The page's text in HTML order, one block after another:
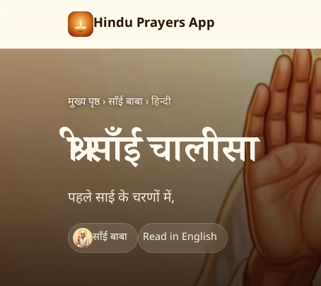
Hindu Prayers App
मुख्य पृष्ठ › साँई बाबा › हिन्दी
श्री साँई चालीसा
पहले साई के चरणों में,
साँई बाबा Read in English